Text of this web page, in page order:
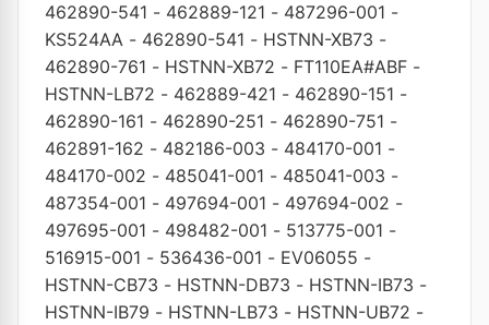
462890-541 - 462889-121 - 487296-001 -
KS524AA - 462890-541 - HSTNN-XB73 -
462890-761 - HSTNN-XB72 - FT110EA#ABF -
HSTNN-LB72 - 462889-421 - 462890-151 -
462890-161 - 462890-251 - 462890-751 -
462891-162 - 482186-003 - 484170-001 -
484170-002 - 485041-001 - 485041-003 -
487354-001 - 497694-001 - 497694-002 -
497695-001 - 498482-001 - 513775-001 -
516915-001 - 536436-001 - EV06055 -
HSTNN-CB73 - HSTNN-DB73 - HSTNN-IB73 -
HSTNN-IB79 - HSTNN-LB73 - HSTNN-UB72 -